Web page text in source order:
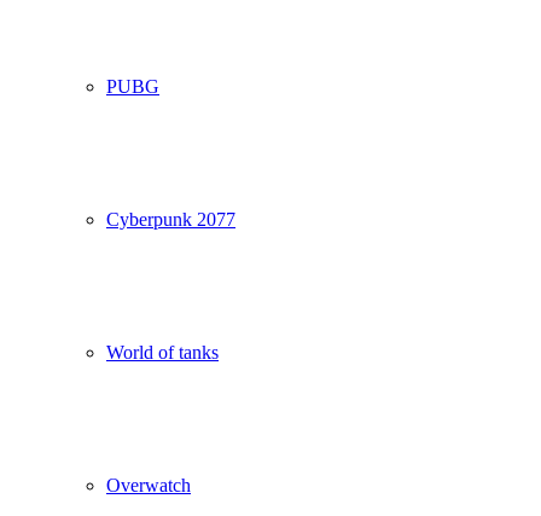
PUBG
Cyberpunk 2077
World of tanks
Overwatch